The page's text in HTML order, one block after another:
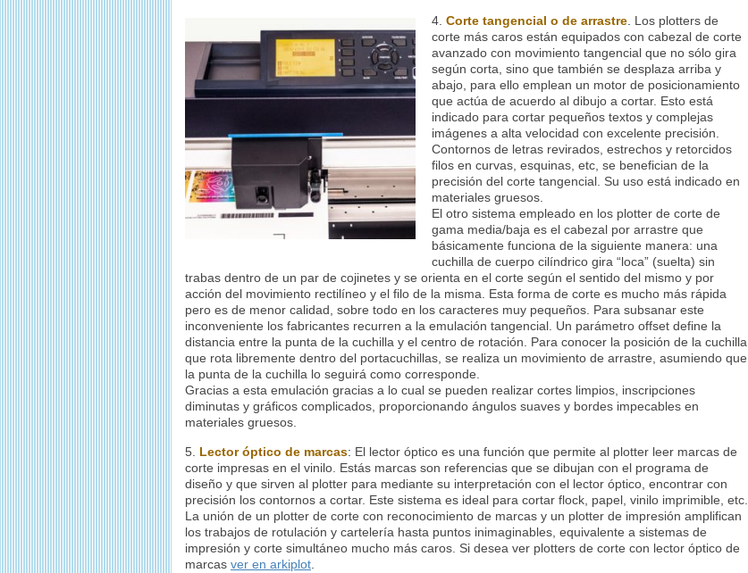
4. Corte tangencial o de arrastre. Los plotters de
corte más caros están equipados con cabezal de corte
avanzado con movimiento tangencial que no sólo gira
según corta, sino que también se desplaza arriba y
abajo, para ello emplean un motor de posicionamiento
que actúa de acuerdo al dibujo a cortar. Esto está
indicado para cortar pequeños textos y complejas
imágenes a alta velocidad con excelente precisión.
Contornos de letras revirados, estrechos y retorcidos
filos en curvas, esquinas, etc, se benefician de la
precisión del corte tangencial. Su uso está indicado en
materiales gruesos.
El otro sistema empleado en los plotter de corte de
gama media/baja es el cabezal por arrastre que
básicamente funciona de la siguiente manera: una
cuchilla de cuerpo cilíndrico gira “loca” (suelta) sin
trabas dentro de un par de cojinetes y se orienta en el corte según el sentido del mismo y por
acción del movimiento rectilíneo y el filo de la misma. Esta forma de corte es mucho más rápida
pero es de menor calidad, sobre todo en los caracteres muy pequeños. Para subsanar este
inconveniente los fabricantes recurren a la emulación tangencial. Un parámetro offset define la
distancia entre la punta de la cuchilla y el centro de rotación. Para conocer la posición de la cuchilla
que rota libremente dentro del portacuchillas, se realiza un movimiento de arrastre, asumiendo que
la punta de la cuchilla lo seguirá como corresponde.
Gracias a esta emulación gracias a lo cual se pueden realizar cortes limpios, inscripciones
diminutas y gráficos complicados, proporcionando ángulos suaves y bordes impecables en
materiales gruesos.
5. Lector óptico de marcas: El lector óptico es una función que permite al plotter leer marcas de
corte impresas en el vinilo. Estás marcas son referencias que se dibujan con el programa de
diseño y que sirven al plotter para mediante su interpretación con el lector óptico, encontrar con
precisión los contornos a cortar. Este sistema es ideal para cortar flock, papel, vinilo imprimible, etc.
La unión de un plotter de corte con reconocimiento de marcas y un plotter de impresión amplifican
los trabajos de rotulación y cartelería hasta puntos inimaginables, equivalente a sistemas de
impresión y corte simultáneo mucho más caros. Si desea ver plotters de corte con lector óptico de
marcas ver en arkiplot.